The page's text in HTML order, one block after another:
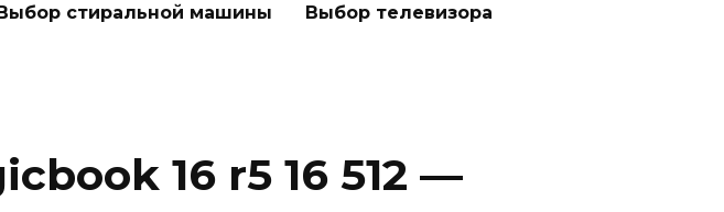
стиральной машины Выбор телевизора
16 r5 16 512 —